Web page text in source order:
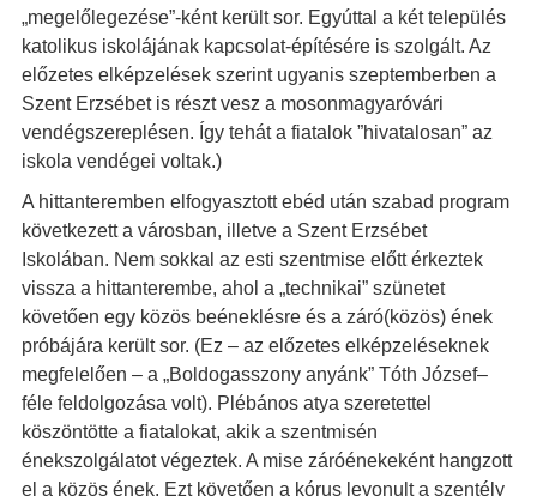
„megelőlegezése”-ként került sor. Egyúttal a két település
katolikus iskolájának kapcsolat-építésére is szolgált. Az
előzetes elképzelések szerint ugyanis szeptemberben a
Szent Erzsébet is részt vesz a mosonmagyaróvári
vendégszereplésen. Így tehát a fiatalok ”hivatalosan” az
iskola vendégei voltak.)
A hittanteremben elfogyasztott ebéd után szabad program
következett a városban, illetve a Szent Erzsébet
Iskolában. Nem sokkal az esti szentmise előtt érkeztek
vissza a hittanterembe, ahol a „technikai” szünetet
követően egy közös beéneklésre és a záró(közös) ének
próbájára került sor. (Ez – az előzetes elképzeléseknek
megfelelően – a „Boldogasszony anyánk” Tóth József–
féle feldolgozása volt). Plébános atya szeretettel
köszöntötte a fiatalokat, akik a szentmisén
énekszolgálatot végeztek. A mise záróénekeként hangzott
el a közös ének. Ezt követően a kórus levonult a szentély